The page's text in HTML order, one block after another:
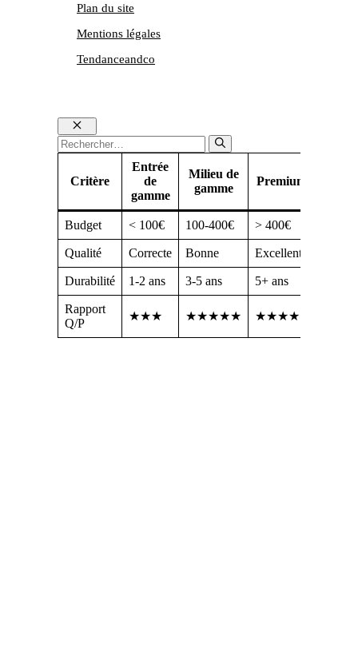
Tendanceandco
Plan du site
Mentions légales
Fermer
Rechercher :
Critère
Entrée
de
gamme
Milieu de
gamme
Premium
Budget < 100€ 100-400€ > 400€
Qualité Correcte Bonne Excellente
Durabilité 1-2 ans 3-5 ans 5+ ans
Rapport
Q/P
★★★ ★★★★★ ★★★★